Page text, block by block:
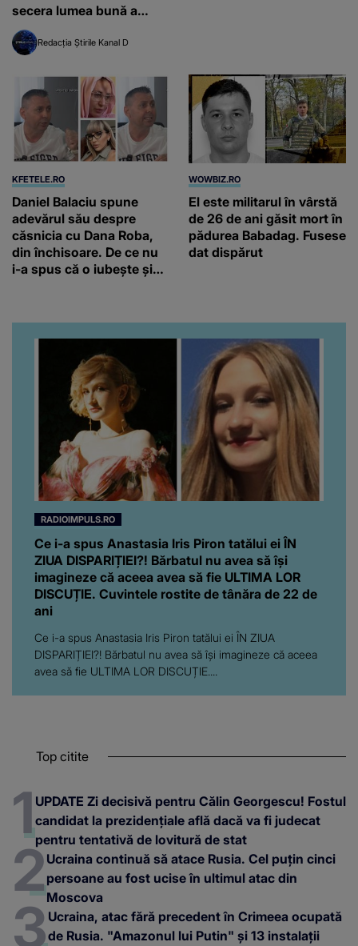
secera lumea bună a
Bucureștiului
Redacția Știrile Kanal D
KFETELE.RO
Daniel Balaciu spune
adevărul său despre
căsnicia cu Dana Roba,
din închisoare. De ce nu
i-a spus că o iubește și
“Am suflet mare. Eu am
ajutat-o.”
WOWBIZ.RO
El este militarul în vârstă
de 26 de ani găsit mort în
pădurea Babadag. Fusese
dat dispărut
RADIOIMPULS.RO
Ce i-a spus Anastasia Iris Piron tatălui ei ÎN
ZIUA DISPARIȚIEI?! Bărbatul nu avea să își
imagineze că aceea avea să fie ULTIMA LOR
DISCUȚIE. Cuvintele rostite de tânăra de 22 de
ani
Ce i-a spus Anastasia Iris Piron tatălui ei ÎN ZIUA
DISPARIȚIEI?! Bărbatul nu avea să își imagineze că aceea
avea să fie ULTIMA LOR DISCUȚIE....
Top citite
UPDATE Zi decisivă pentru Călin Georgescu! Fostul
candidat la prezidențiale află dacă va fi judecat
pentru tentativă de lovitură de stat
Ucraina continuă să atace Rusia. Cel puțin cinci
persoane au fost ucise în ultimul atac din
Moscova
Ucraina, atac fără precedent în Crimeea ocupată
de Rusia. "Amazonul lui Putin" și 13 instalații